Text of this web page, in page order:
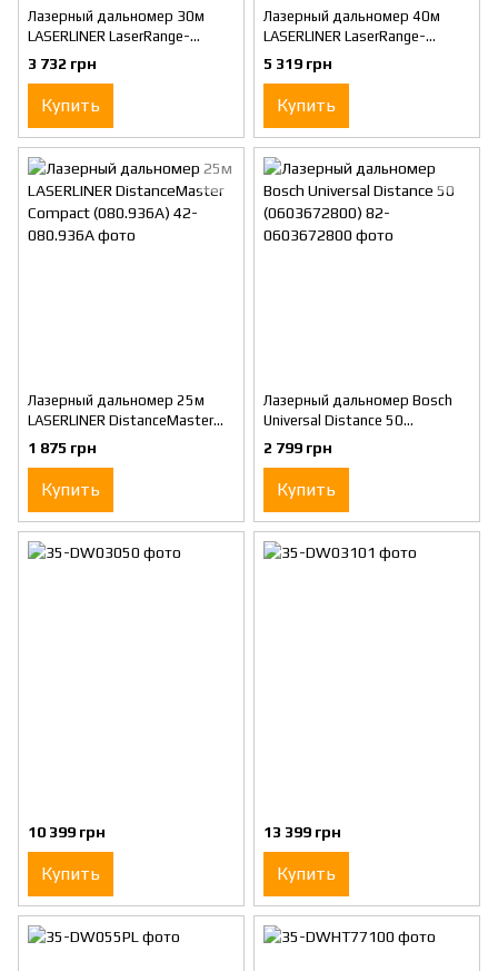
Лазерный дальномер 30м
LASERLINER LaserRange-
Master T3 (080.840A)
3 732 грн
Купить
Лазерный дальномер 40м
LASERLINER LaserRange-
Master T4 Pro (080.850А)
5 319 грн
Купить
Лазерный дальномер 25м
LASERLINER DistanceMaster
Compact (080.936А)
1 875 грн
Купить
Лазерный дальномер Bosch
Universal Distance 50
(0603672800)
2 799 грн
Купить
10 399 грн
Купить
13 399 грн
Купить